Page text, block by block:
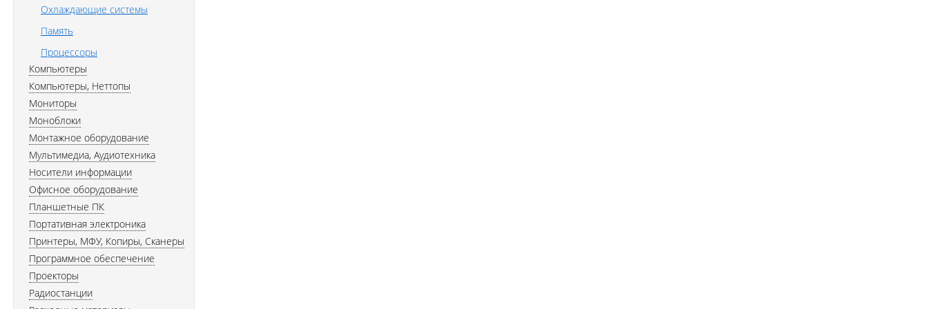
Охлаждающие системы
Память
Процессоры
Компьютеры
Компьютеры, Неттопы
Мониторы
Моноблоки
Монтажное оборудование
Мультимедиа, Аудиотехника
Носители информации
Офисное оборудование
Планшетные ПК
Портативная электроника
Принтеры, МФУ, Копиры, Сканеры
Программное обеспечение
Проекторы
Радиостанции